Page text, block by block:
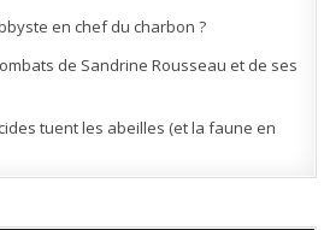
en chef du charbon ?
de Sandrine Rousseau et de ses
tuent les abeilles (et la faune en